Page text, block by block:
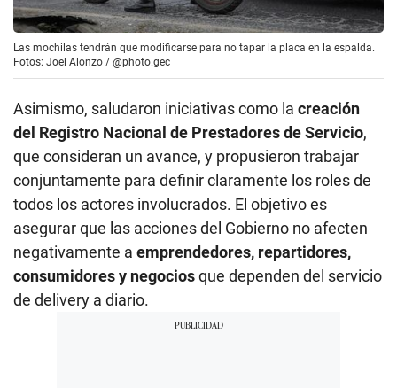
Las mochilas tendrán que modificarse para no tapar la placa en la espalda.
Fotos: Joel Alonzo / @photo.gec
Asimismo, saludaron iniciativas como la creación
del Registro Nacional de Prestadores de Servicio,
que consideran un avance, y propusieron trabajar
conjuntamente para definir claramente los roles de
todos los actores involucrados. El objetivo es
asegurar que las acciones del Gobierno no afecten
negativamente a emprendedores, repartidores,
consumidores y negociosque dependen del servicio
de delivery a diario.